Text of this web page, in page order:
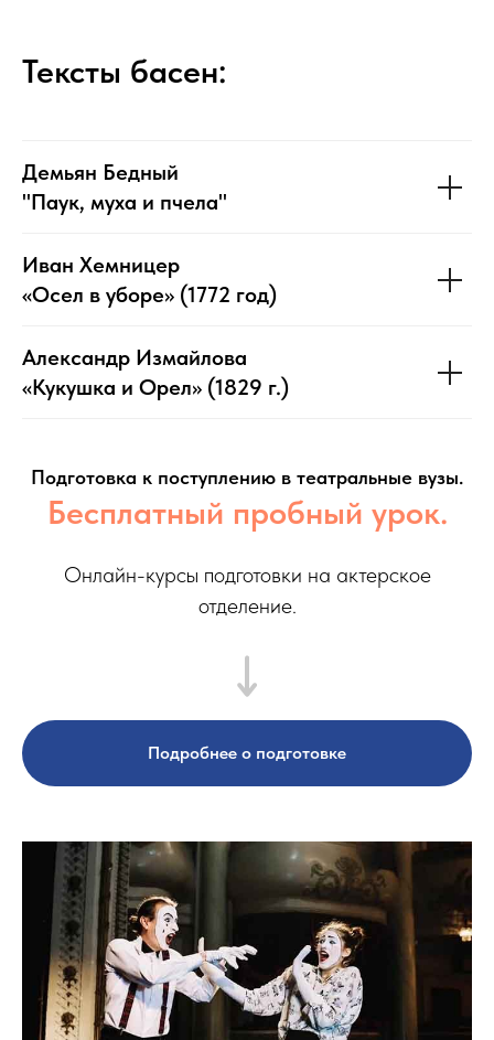
Тексты басен:
Демьян Бедный
"Паук, муха и пчела"
Иван Хемницер
«Осел в уборе» (1772 год)
Александр Измайлова
«Кукушка и Орел» (1829 г.)
Подготовка к поступлению в театральные вузы.
Бесплатный пробный урок.
Онлайн-курсы подготовки на актерское
отделение.
Подробнее о подготовке